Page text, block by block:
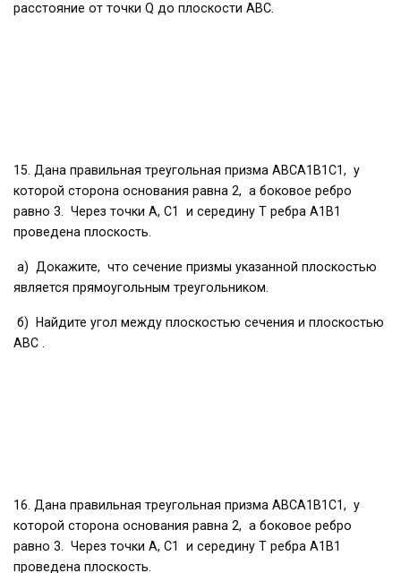
расстояние от точки Q до плоскости ABC.
15. Дана правильная треугольная призма АВСА1В1С1, у
которой сторона основания равна 2, а боковое ребро
равно 3. Через точки A, С1 и середину T ребра А1В1
проведена плоскость.
а) Докажите, что сечение призмы указанной плоскостью
является прямоугольным треугольником.
б) Найдите угол между плоскостью сечения и плоскостью
ABC .
16. Дана правильная треугольная призма АВСА1В1С1, у
которой сторона основания равна 2, а боковое ребро
равно 3. Через точки A, С1 и середину T ребра А1В1
проведена плоскость.